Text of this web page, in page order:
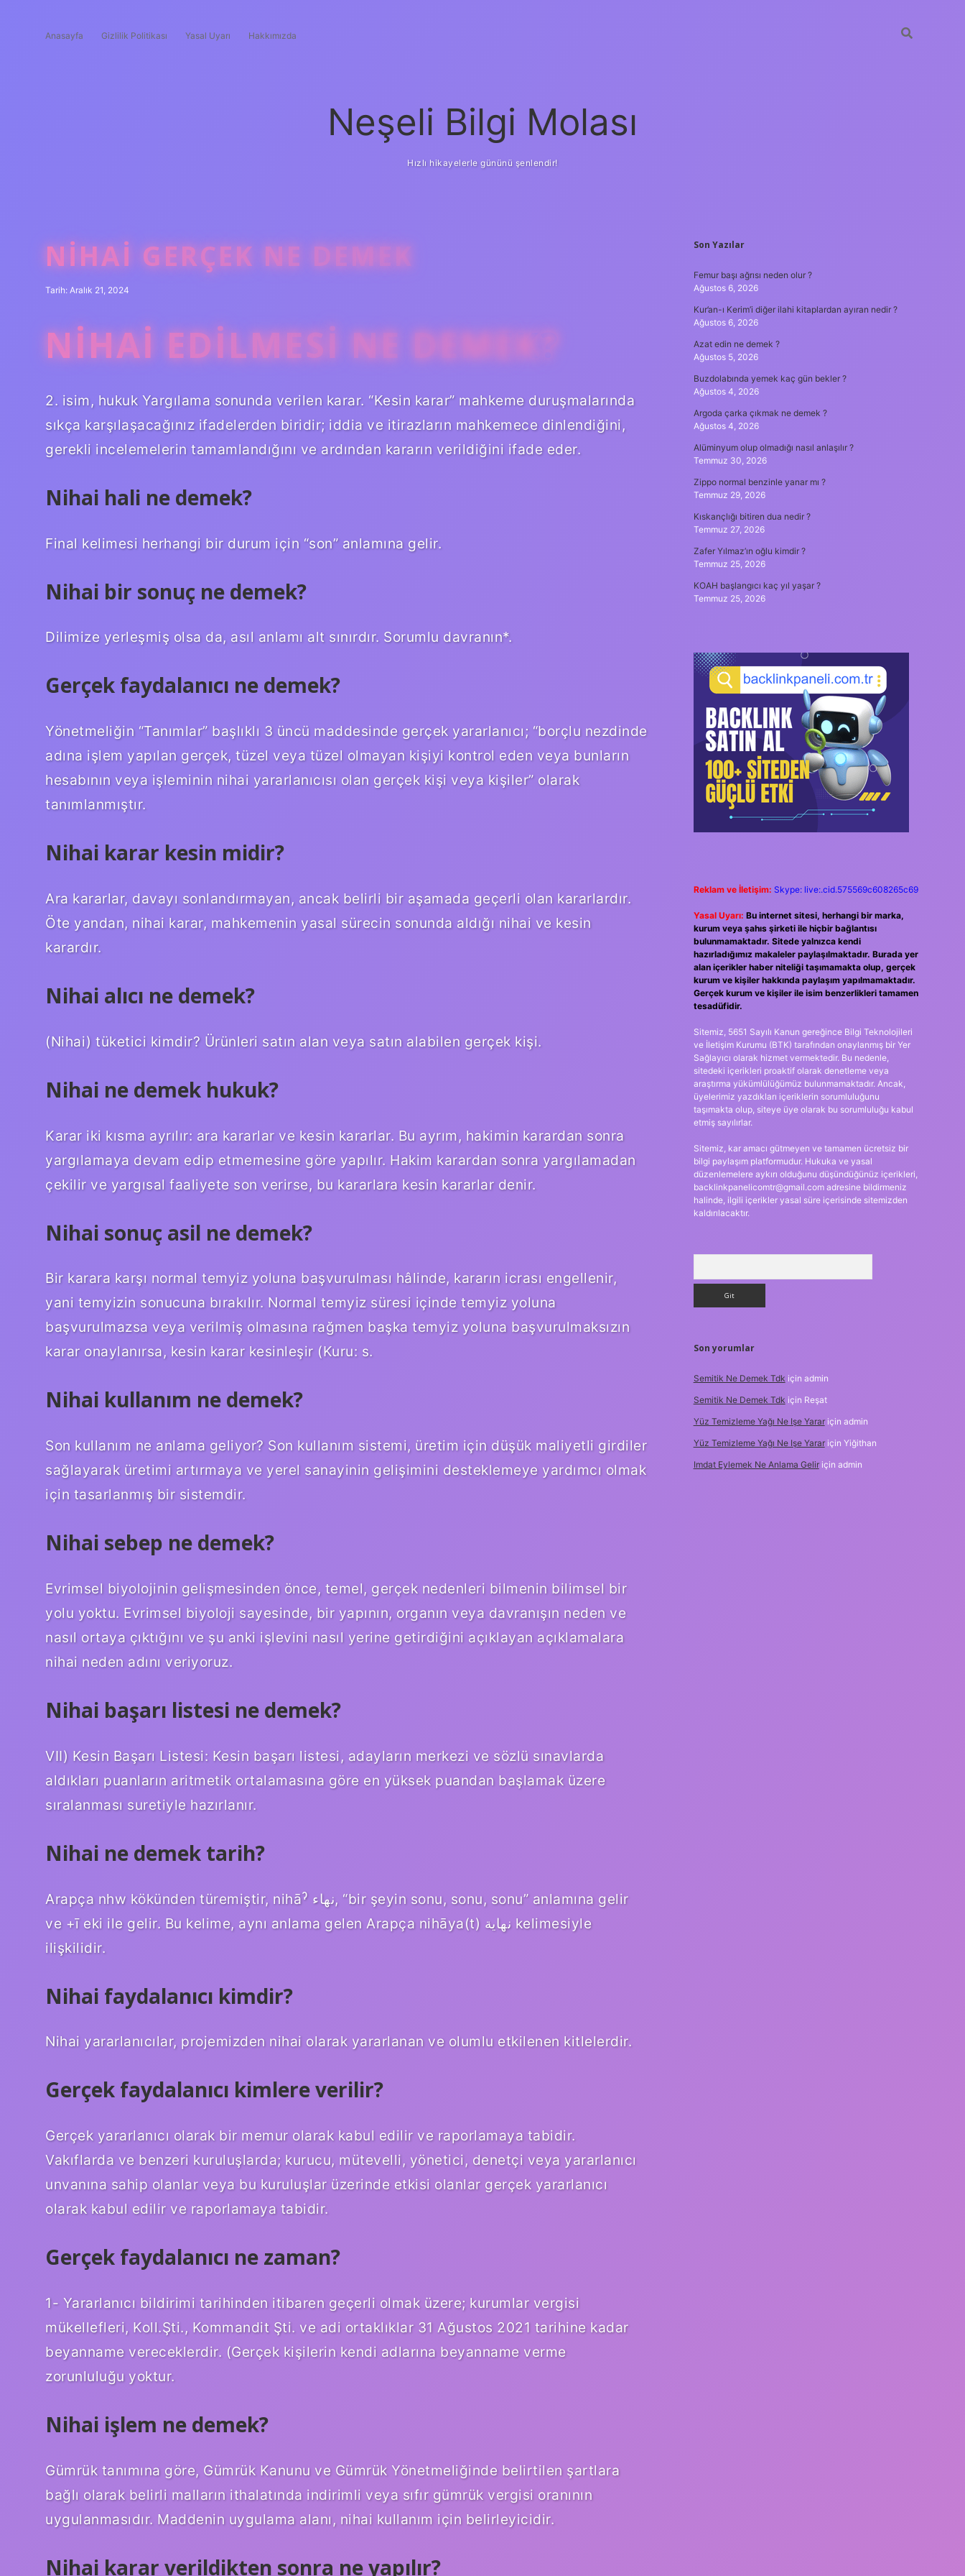
Anasayfa Gizlilik Politikası Yasal Uyarı Hakkımızda
Neşeli Bilgi Molası
Hızlı hikayelerle gününü şenlendir!
NIHAI GERÇEK NE DEMEK
Tarih: Aralık 21, 2024
NIHAI EDILMESI NE DEMEK?
2. isim, hukuk Yargılama sonunda verilen karar. “Kesin karar” mahkeme duruşmalarında
sıkça karşılaşacağınız ifadelerden biridir; iddia ve itirazların mahkemece dinlendiğini,
gerekli incelemelerin tamamlandığını ve ardından kararın verildiğini ifade eder.
Nihai hali ne demek?
Final kelimesi herhangi bir durum için “son” anlamına gelir.
Nihai bir sonuç ne demek?
Dilimize yerleşmiş olsa da, asıl anlamı alt sınırdır. Sorumlu davranın*.
Gerçek faydalanıcı ne demek?
Yönetmeliğin “Tanımlar” başlıklı 3 üncü maddesinde gerçek yararlanıcı; “borçlu nezdinde
adına işlem yapılan gerçek, tüzel veya tüzel olmayan kişiyi kontrol eden veya bunların
hesabının veya işleminin nihai yararlanıcısı olan gerçek kişi veya kişiler” olarak
tanımlanmıştır.
Nihai karar kesin midir?
Ara kararlar, davayı sonlandırmayan, ancak belirli bir aşamada geçerli olan kararlardır.
Öte yandan, nihai karar, mahkemenin yasal sürecin sonunda aldığı nihai ve kesin
karardır.
Nihai alıcı ne demek?
(Nihai) tüketici kimdir? Ürünleri satın alan veya satın alabilen gerçek kişi.
Nihai ne demek hukuk?
Karar iki kısma ayrılır: ara kararlar ve kesin kararlar. Bu ayrım, hakimin karardan sonra
yargılamaya devam edip etmemesine göre yapılır. Hakim karardan sonra yargılamadan
çekilir ve yargısal faaliyete son verirse, bu kararlara kesin kararlar denir.
Nihai sonuç asil ne demek?
Bir karara karşı normal temyiz yoluna başvurulması hâlinde, kararın icrası engellenir,
yani temyizin sonucuna bırakılır. Normal temyiz süresi içinde temyiz yoluna
başvurulmazsa veya verilmiş olmasına rağmen başka temyiz yoluna başvurulmaksızın
karar onaylanırsa, kesin karar kesinleşir (Kuru: s.
Nihai kullanım ne demek?
Son kullanım ne anlama geliyor? Son kullanım sistemi, üretim için düşük maliyetli girdiler
sağlayarak üretimi artırmaya ve yerel sanayinin gelişimini desteklemeye yardımcı olmak
için tasarlanmış bir sistemdir.
Nihai sebep ne demek?
Evrimsel biyolojinin gelişmesinden önce, temel, gerçek nedenleri bilmenin bilimsel bir
yolu yoktu. Evrimsel biyoloji sayesinde, bir yapının, organın veya davranışın neden ve
nasıl ortaya çıktığını ve şu anki işlevini nasıl yerine getirdiğini açıklayan açıklamalara
nihai neden adını veriyoruz.
Nihai başarı listesi ne demek?
VII) Kesin Başarı Listesi: Kesin başarı listesi, adayların merkezi ve sözlü sınavlarda
aldıkları puanların aritmetik ortalamasına göre en yüksek puandan başlamak üzere
sıralanması suretiyle hazırlanır.
Nihai ne demek tarih?
Arapça nhw kökünden türemiştir, nihāˀ نهاء, “bir şeyin sonu, sonu, sonu” anlamına gelir
ve +ī eki ile gelir. Bu kelime, aynı anlama gelen Arapça nihāya(t) نهاية kelimesiyle
ilişkilidir.
Nihai faydalanıcı kimdir?
Nihai yararlanıcılar, projemizden nihai olarak yararlanan ve olumlu etkilenen kitlelerdir.
Gerçek faydalanıcı kimlere verilir?
Gerçek yararlanıcı olarak bir memur olarak kabul edilir ve raporlamaya tabidir.
Vakıflarda ve benzeri kuruluşlarda; kurucu, mütevelli, yönetici, denetçi veya yararlanıcı
unvanına sahip olanlar veya bu kuruluşlar üzerinde etkisi olanlar gerçek yararlanıcı
olarak kabul edilir ve raporlamaya tabidir.
Gerçek faydalanıcı ne zaman?
1- Yararlanıcı bildirimi tarihinden itibaren geçerli olmak üzere; kurumlar vergisi
mükellefleri, Koll.Şti., Kommandit Şti. ve adi ortaklıklar 31 Ağustos 2021 tarihine kadar
beyanname vereceklerdir. (Gerçek kişilerin kendi adlarına beyanname verme
zorunluluğu yoktur.
Nihai işlem ne demek?
Gümrük tanımına göre, Gümrük Kanunu ve Gümrük Yönetmeliğinde belirtilen şartlara
bağlı olarak belirli malların ithalatında indirimli veya sıfır gümrük vergisi oranının
uygulanmasıdır. Maddenin uygulama alanı, nihai kullanım için belirleyicidir.
Nihai karar verildikten sonra ne yapılır?
SIDEBAR
Son Yazılar
Femur başı ağrısı neden olur ?
Ağustos 6, 2026
Kur’an-ı Kerim’i diğer ilahi kitaplardan ayıran nedir ?
Ağustos 6, 2026
Azat edin ne demek ?
Ağustos 5, 2026
Buzdolabında yemek kaç gün bekler ?
Ağustos 4, 2026
Argoda çarka çıkmak ne demek ?
Ağustos 4, 2026
Alüminyum olup olmadığı nasıl anlaşılır ?
Temmuz 30, 2026
Zippo normal benzinle yanar mı ?
Temmuz 29, 2026
Kıskançlığı bitiren dua nedir ?
Temmuz 27, 2026
Zafer Yılmaz’ın oğlu kimdir ?
Temmuz 25, 2026
KOAH başlangıcı kaç yıl yaşar ?
Temmuz 25, 2026
Reklam ve İletişim: Skype: live:.cid.575569c608265c69
Yasal Uyarı: Bu internet sitesi, herhangi bir marka,
kurum veya şahıs şirketi ile hiçbir bağlantısı
bulunmamaktadır. Sitede yalnızca kendi
hazırladığımız makaleler paylaşılmaktadır. Burada yer
alan içerikler haber niteliği taşımamakta olup, gerçek
kurum ve kişiler hakkında paylaşım yapılmamaktadır.
Gerçek kurum ve kişiler ile isim benzerlikleri tamamen
tesadüfidir.
Sitemiz, 5651 Sayılı Kanun gereğince Bilgi Teknolojileri
ve İletişim Kurumu (BTK) tarafından onaylanmış bir Yer
Sağlayıcı olarak hizmet vermektedir. Bu nedenle,
sitedeki içerikleri proaktif olarak denetleme veya
araştırma yükümlülüğümüz bulunmamaktadır. Ancak,
üyelerimiz yazdıkları içeriklerin sorumluluğunu
taşımakta olup, siteye üye olarak bu sorumluluğu kabul
etmiş sayılırlar.
Sitemiz, kar amacı gütmeyen ve tamamen ücretsiz bir
bilgi paylaşım platformudur. Hukuka ve yasal
düzenlemelere aykırı olduğunu düşündüğünüz içerikleri,
backlinkpanelicomtr@gmail.comadresine bildirmeniz
halinde, ilgili içerikler yasal süre içerisinde sitemizden
kaldırılacaktır.
Son yorumlar
Semitik Ne Demek Tdk için admin
Semitik Ne Demek Tdk için Reşat
Yüz Temizleme Yağı Ne Işe Yarariçin admin
Yüz Temizleme Yağı Ne Işe Yarariçin Yiğithan
Imdat Eylemek Ne Anlama Geliriçin admin